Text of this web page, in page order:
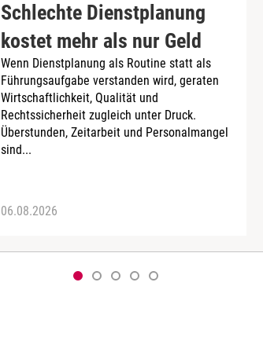
Schlechte Dienstplanung
kostet mehr als nur Geld
Wenn Dienstplanung als Routine statt als
Führungsaufgabe verstanden wird, geraten
Wirtschaftlichkeit, Qualität und
Rechtssicherheit zugleich unter Druck.
Überstunden, Zeitarbeit und Personalmangel
sind...
06.08.2026